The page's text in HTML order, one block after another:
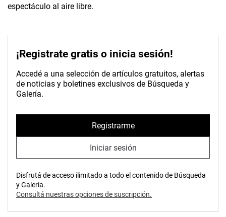
espectáculo al aire libre.
¡Registrate gratis o inicia sesión!
Accedé a una selección de artículos gratuitos, alertas
de noticias y boletines exclusivos de Búsqueda y
Galería.
Registrarme
Iniciar sesión
Disfrutá de acceso ilimitado a todo el contenido de Búsqueda
y Galería.
Consultá nuestras opciones de suscripción.